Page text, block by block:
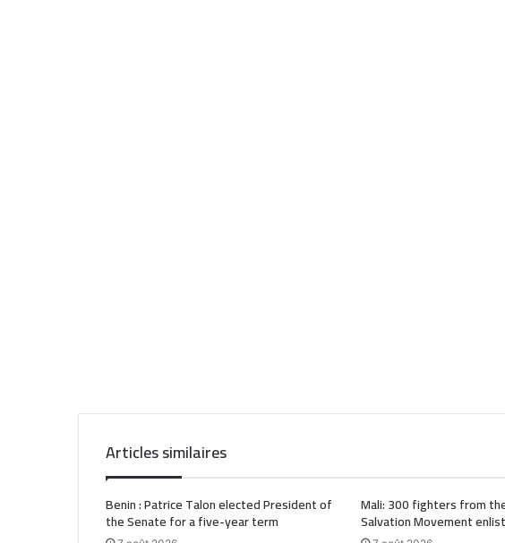
Articles similaires
Benin : Patrice Talon elected President of
the Senate for a five-year term
Mali: 300 fighters from
Salvation Movement